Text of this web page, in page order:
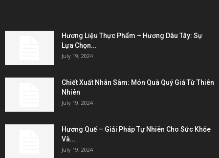
Hương Liệu Thực Phẩm – Hương Dâu Tây: Sự
Lựa Chọn...
July 19, 2024
Chiết Xuất Nhân Sâm: Món Quà Quý Giá Từ Thiên
Nhiên
July 19, 2024
Hương Quế – Giải Pháp Tự Nhiên Cho Sức Khỏe
Và...
July 19, 2024